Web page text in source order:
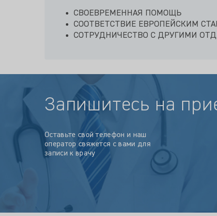
СВОЕВРЕМЕННАЯ ПОМОЩЬ
СООТВЕТСТВИЕ ЕВРОПЕЙСКИМ
СОТРУДНИЧЕСТВО С ДРУГИМИ
Запишитесь на
Оставьте свой телефон и наш
оператор свяжется с вами для
записи к врачу